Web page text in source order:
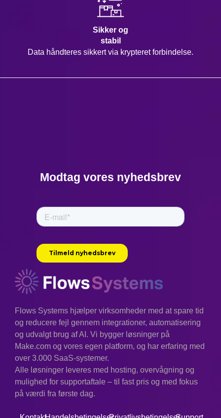
Sikker og
stabil
Data håndteres sikkert via krypteret forbindelse.
Modtag vores nyhedsbrev
Flows Systems hjælper virksomheder med at spare tid
og reducere fejl gennem integrationer, automatisering
og udvalgt brug af AI. Vi bygger løsninger på
Make.com og vores egen platform, og har erfaring med
over 3.000 SaaS-systemer.
Alle løsninger leveres med hosting, overvågning og
mulighed for supportaftale – til fast pris og med fokus
på værdi fra første dag.